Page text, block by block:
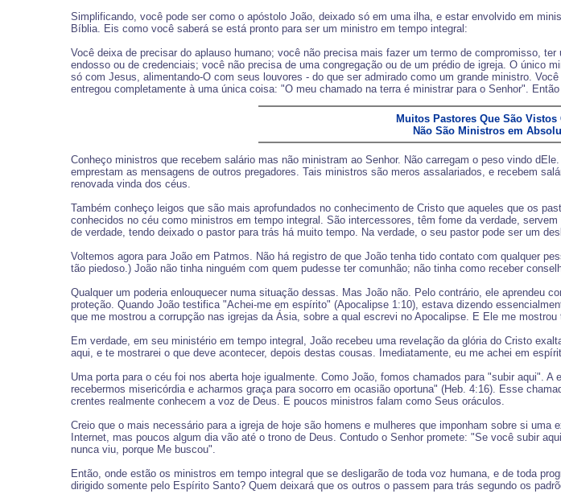
Simplificando, você pode ser como o apóstolo João, deixado só em uma ilha, e estar envolvido em
Bíblia. Eis como você saberá se está pronto para ser um ministro em tempo integral:
Você deixa de precisar do aplauso humano; você não precisa mais fazer um termo de compromisso,
endosso ou de credenciais; você não precisa de uma congregação ou de um prédio de igreja. O único
só com Jesus, alimentando-O com seus louvores - do que ser admirado como um grande ministro.
entregou completamente à uma única coisa: "O meu chamado na terra é ministrar para o Senhor".
Muitos Pastores Que São Vistos
Não São Ministros em
Conheço ministros que recebem salário mas não ministram ao Senhor. Não carregam o peso vindo
emprestam as mensagens de outros pregadores. Tais ministros são meros assalariados, e recebem
renovada vinda dos céus.
Também conheço leigos que são mais aprofundados no conhecimento de Cristo que aqueles que os
conhecidos no céu como ministros em tempo integral. São intercessores, têm fome da verdade,
de verdade, tendo deixado o pastor para trás há muito tempo. Na verdade, o seu pastor pode ser um
Voltemos agora para João em Patmos. Não há registro de que João tenha tido contato com qualquer
tão piedoso.) João não tinha ninguém com quem pudesse ter comunhão; não tinha como receber
Qualquer um poderia enlouquecer numa situação dessas. Mas João não. Pelo contrário, ele aprendeu
proteção. Quando João testifica "Achei-me em espírito" (Apocalipse 1:10), estava dizendo
que me mostrou a corrupção nas igrejas da Ásia, sobre a qual escrevi no Apocalipse. E Ele me mostrou
Em verdade, em seu ministério em tempo integral, João recebeu uma revelação da glória do Cristo
aqui, e te mostrarei o que deve acontecer, depois destas cousas. Imediatamente, eu me achei em
Uma porta para o céu foi nos aberta hoje igualmente. Como João, fomos chamados para "subir aqui".
recebermos misericórdia e acharmos graça para socorro em ocasião oportuna" (Heb. 4:16). Esse
crentes realmente conhecem a voz de Deus. E poucos ministros falam como Seus oráculos.
Creio que o mais necessário para a igreja de hoje são homens e mulheres que imponham sobre si
Internet, mas poucos algum dia vão até o trono de Deus. Contudo o Senhor promete: "Se você subir
nunca viu, porque Me buscou".
Então, onde estão os ministros em tempo integral que se desligarão de toda voz humana, e de toda
dirigido somente pelo Espírito Santo? Quem deixará que os outros o passem para trás segundo os